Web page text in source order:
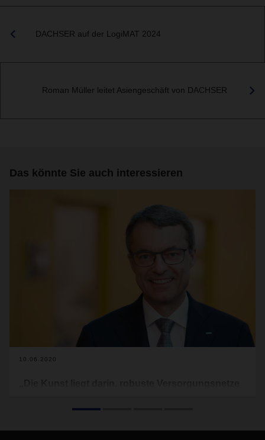
DACHSER auf der LogiMAT 2024
Roman Müller leitet Asiengeschäft von DACHSER
Das könnte Sie auch interessieren
10.06.2020